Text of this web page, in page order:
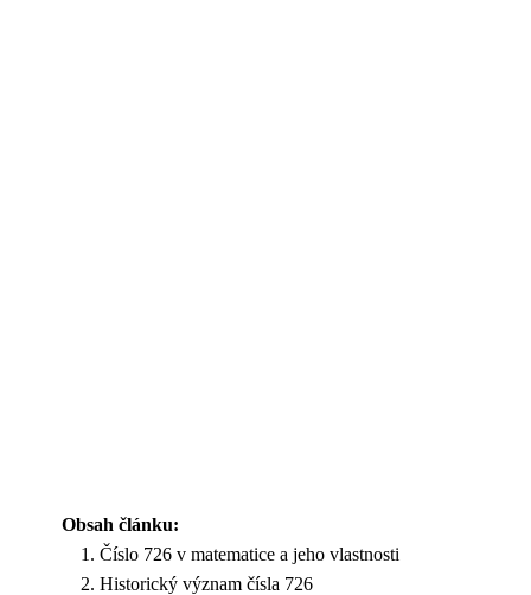
Obsah článku:
Číslo 726 v matematice a jeho vlastnosti
Historický význam čísla 726